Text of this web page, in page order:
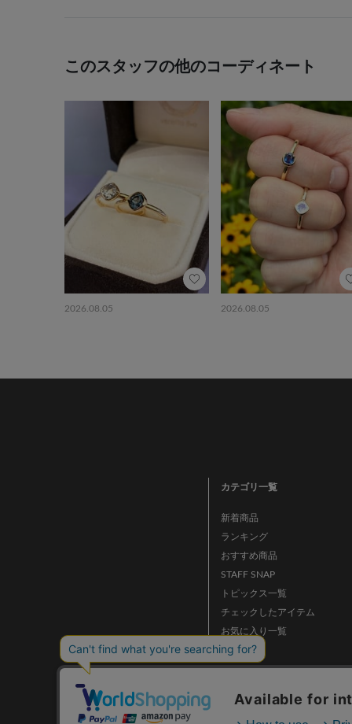
このスタッフの他のコーディネート
2026.08.05 2026.08.05
カテゴリ一覧
新着商品
ランキング
おすすめ商品
STAFF SNAP
トピックス一覧
チェックしたアイテム
お気に入り一覧
ニュース